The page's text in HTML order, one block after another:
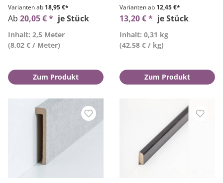
Varianten ab 18,95 €*
Ab 20,05 € * je Stück
Inhalt: 2,5 Meter
(8,02 € / Meter)
Zum Produkt
Varianten ab 12,45 €*
13,20 € * je Stück
Inhalt: 0,31 kg
(42,58 € / kg)
Zum Produkt